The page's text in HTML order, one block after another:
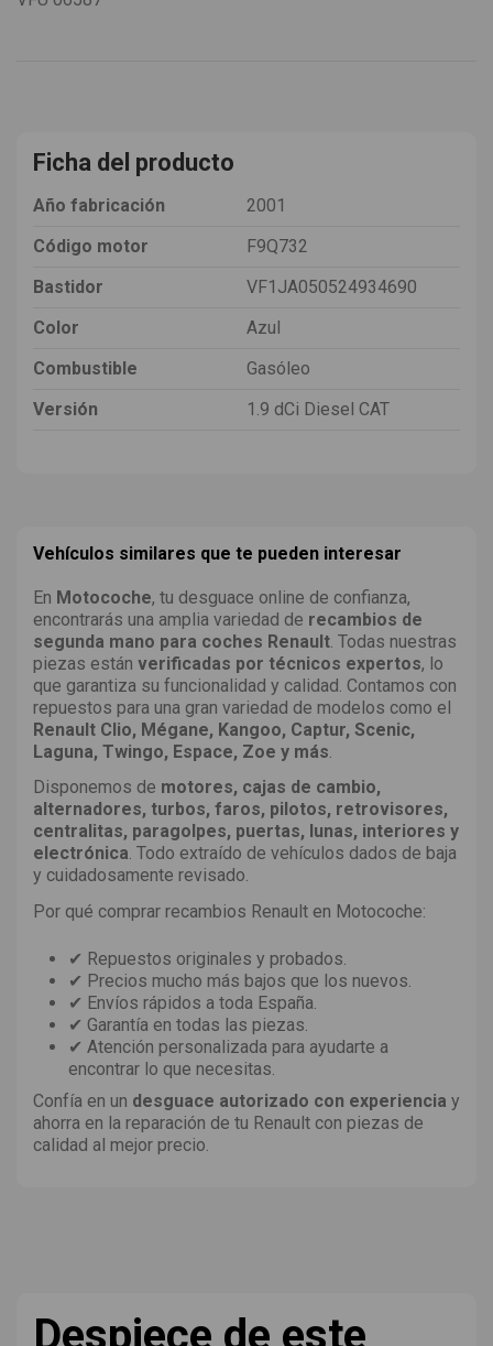
Ficha del producto
Año fabricación
2001
Código motor
F9Q732
Bastidor
VF1JA050524934690
Color
Azul
Combustible
Gasóleo
Versión
1.9 dCi Diesel CAT
Vehículos similares que te pueden interesar
En Motocoche, tu desguace online de confianza,
encontrarás una amplia variedad de recambios de
segunda mano para coches Renault . Todas nuestras
piezas están verificadas por técnicos expertos, lo
que garantiza su funcionalidad y calidad. Contamos con
repuestos para una gran variedad de modelos como el
Renault Clio, Mégane, Kangoo, Captur, Scenic,
Laguna, Twingo, Espace, Zoe y más
Disponemos de motores, cajas de cambio,
alternadores, turbos, faros, pilotos, retrovisores,
centralitas, paragolpes, puertas, lunas, interiores y
electrónica. Todo extraído de vehículos dados de baja
y cuidadosamente revisado.
Por qué comprar recambios Renault en Motocoche:
✔ Repuestos originales y probados.
✔ Precios mucho más bajos que los nuevos.
✔ Envíos rápidos a toda España.
✔ Garantía en todas las piezas.
✔ Atención personalizada para ayudarte a
encontrar lo que necesitas.
Confía en un desguace autorizado con experiencia y
ahorra en la reparación de tu Renault con piezas de
calidad al mejor precio.
Despiece de este